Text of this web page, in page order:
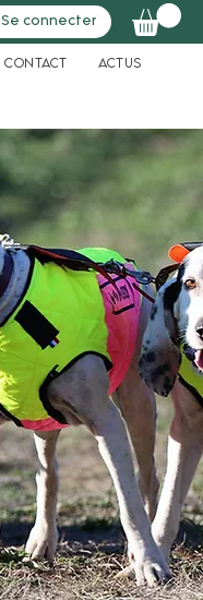
Se connecter
Contact Actus